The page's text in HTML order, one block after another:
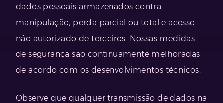
dados pessoais armazenados contra
manipulação, perda parcial ou total e acesso
não autorizado de terceiros. Nossas medidas
de segurança são continuamente melhoradas
de acordo com os desenvolvimentos técnicos.
Observe que qualquer transmissão de dados na